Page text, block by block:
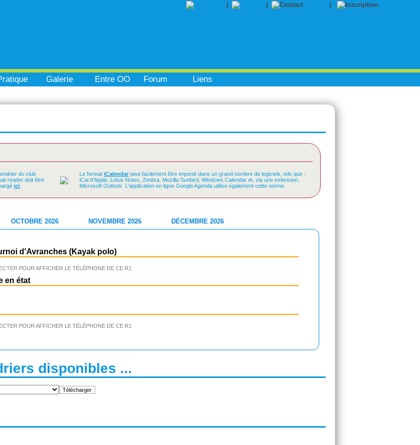
Galerie Entre OO Forum Liens
du club
reader doit être
ici
Le format iCalendar peut facilement être importé dans un grand nombre de logiciels, tels que :
iCal d'Apple, Lotus Notes, Zimbra, Mozilla Sunbird, Windows Calendar et, via une extension,
Microsoft Outlook. L'application en ligne Google Agenda utilise également cette norme.
OCTOBRE 2026 NOVEMBRE 2026 DÉCEMBRE 2026
d'Avranches (Kayak polo)
POUR AFFICHER LE TÉLÉPHONE DE CE R1
en état
POUR AFFICHER LE TÉLÉPHONE DE CE R1
disponibles ...